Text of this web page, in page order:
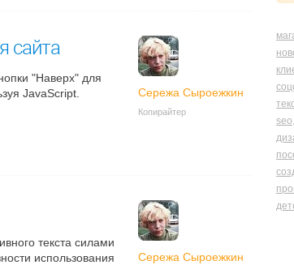
сайта
"Наверх" для
JavaScript.
Сережа Сыроежкин
Копирайтер
текста силами
использования
Сережа Сыроежкин
seo